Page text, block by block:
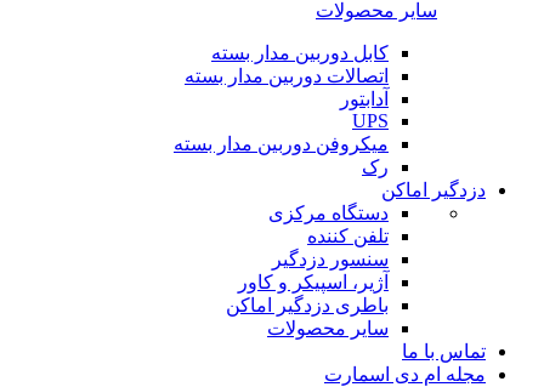
سایر محصولات
کابل دوربین مدار بسته
اتصالات دوربین مدار بسته
آدابتور
UPS
میکروفن دوربین مدار بسته
رک
دزدگیر اماکن
دستگاه مرکزی
تلفن کننده
سنسور دزدگیر
آژیر، اسپیکر و کاور
باطری دزدگیر اماکن
سایر محصولات
تماس با ما
مجله ام دی اسمارت